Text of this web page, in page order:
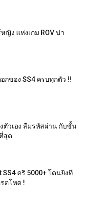
ญิง แห่งเกม ROV น่า
กของ SS4 ครบทุกตัว !!
ตัวเอง ลืมรหัสผ่าน กับขั้น
สุด
คริ 5000+ โดนยิงที
ตโหด !